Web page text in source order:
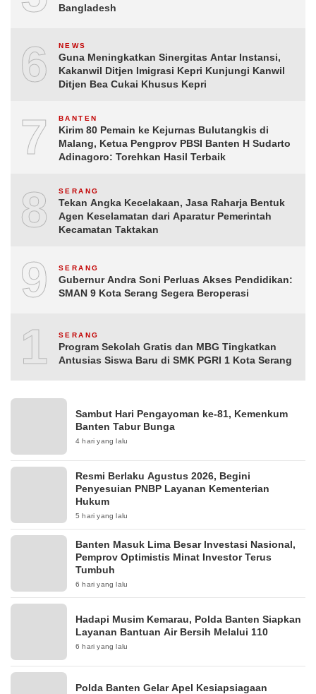
Bangladesh
6 NEWS
Guna Meningkatkan Sinergitas Antar Instansi,
Kakanwil Ditjen Imigrasi Kepri Kunjungi Kanwil
Ditjen Bea Cukai Khusus Kepri
7 BANTEN
Kirim 80 Pemain ke Kejurnas Bulutangkis di
Malang, Ketua Pengprov PBSI Banten H Sudarto
Adinagoro: Torehkan Hasil Terbaik
8 SERANG
Tekan Angka Kecelakaan, Jasa Raharja Bentuk
Agen Keselamatan dari Aparatur Pemerintah
Kecamatan Taktakan
9 SERANG
Gubernur Andra Soni Perluas Akses Pendidikan:
SMAN 9 Kota Serang Segera Beroperasi
10SERANG
Program Sekolah Gratis dan MBG Tingkatkan
Antusias Siswa Baru di SMK PGRI 1 Kota Serang
Sambut Hari Pengayoman ke-81, Kemenkum
Banten Tabur Bunga
4 hari yang lalu
Resmi Berlaku Agustus 2026, Begini
Penyesuian PNBP Layanan Kementerian
Hukum
5 hari yang lalu
Banten Masuk Lima Besar Investasi Nasional,
Pemprov Optimistis Minat Investor Terus
Tumbuh
6 hari yang lalu
Hadapi Musim Kemarau, Polda Banten Siapkan
Layanan Bantuan Air Bersih Melalui 110
6 hari yang lalu
Polda Banten Gelar Apel Kesiapsiagaan